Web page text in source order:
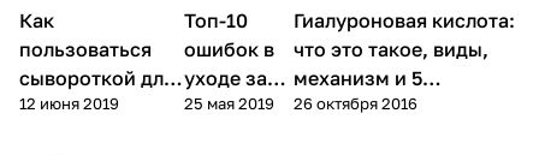
Уход за лицом
Как
пользоваться
сывороткой для
лица: виды и
12 июня 2019
Уход за
лицом
Топ-10
ошибок в
уходе за
кожей
25 мая 2019
Микроигольчатая
терапия (мезороллер)
Гиалуроновая кислота:
что это такое, виды,
механизм и 5
способов введения
26 октября 2016